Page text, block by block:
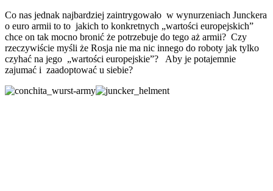
Co nas jednak najbardziej zaintrygowało w wynurzeniach Junckera
o euro armii to to jakich to konkretnych „wartości europejskich”
chce on tak mocno bronić że potrzebuje do tego aż armii? Czy
rzeczywiście myśli że Rosja nie ma nic innego do roboty jak tylko
czyhać na jego „wartości europejskie”? Aby je potajemnie
zajumać i zaadoptować u siebie?